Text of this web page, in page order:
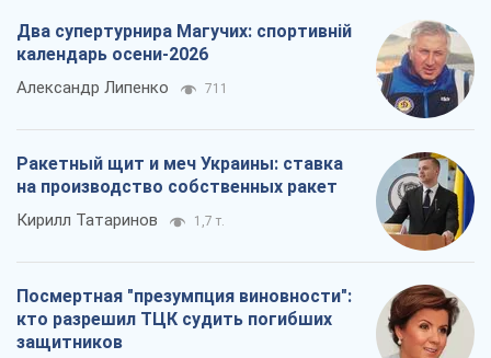
Два супертурнира Магучих: спортивній
календарь осени-2026
Александр Липенко 711
Ракетный щит и меч Украины: ставка
на производство собственных ракет
Кирилл Татаринов 1,7 т.
Посмертная "презумпция виновности":
кто разрешил ТЦК судить погибших
защитников